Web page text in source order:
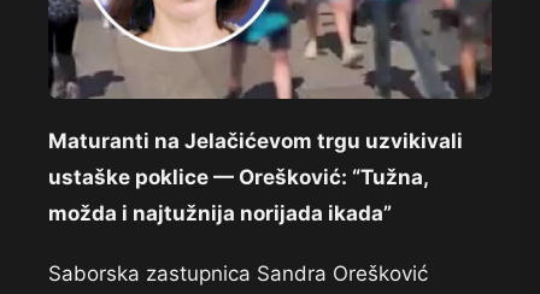
Maturanti na Jelačićevom trgu uzvikivali
ustaške poklice — Orešković: “Tužna,
možda i najtužnija norijada ikada”
Saborska zastupnica Sandra Orešković